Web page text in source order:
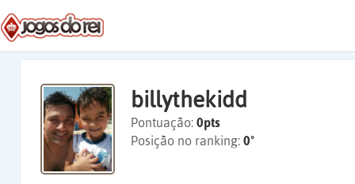
billythekidd
Pontuação: 0pts
Posição no ranking: 0º